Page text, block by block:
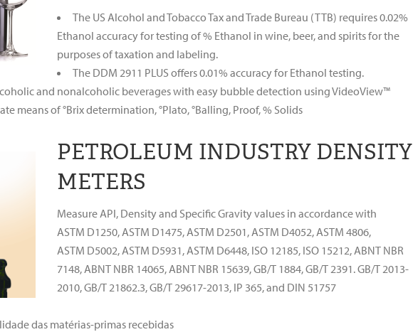
The US Alcohol and Tobacco Tax and Trade Bureau (TTB) requires 0.02%
Ethanol accuracy for testing of % Ethanol in wine, beer, and spirits for the
purposes of taxation and labeling.
The DDM 2911 PLUS offers 0.01% accuracy for Ethanol testing.
and nonalcoholic beverages with easy bubble detection using VideoView™
means of °Brix determination, °Plato, °Balling, Proof, % Solids
PETROLEUM INDUSTRY DENSITY
METERS
Measure API, Density and Specific Gravity values in accordance with
ASTM D1250, ASTM D1475, ASTM D2501, ASTM D4052, ASTM 4806,
ASTM D5002, ASTM D5931, ASTM D6448, ISO 12185, ISO 15212, ABNT NBR
7148, ABNT NBR 14065, ABNT NBR 15639, GB/T 1884, GB/T 2391. GB/T 2013-
2010, GB/T 21862.3, GB/T 29617-2013, IP 365, and DIN 51757
das matérias-primas recebidas